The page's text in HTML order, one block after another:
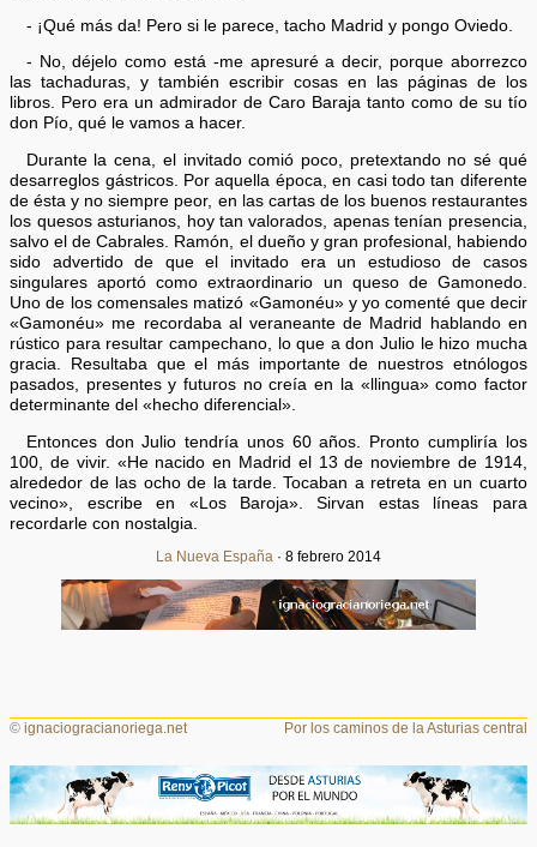
- ¡Qué más da! Pero si le parece, tacho Madrid y pongo Oviedo.
- No, déjelo como está -me apresuré a decir, porque aborrezco
las tachaduras, y también escribir cosas en las páginas de los
libros. Pero era un admirador de Caro Baraja tanto como de su tío
don Pío, qué le vamos a hacer.
Durante la cena, el invitado comió poco, pretextando no sé qué
desarreglos gástricos. Por aquella época, en casi todo tan diferente
de ésta y no siempre peor, en las cartas de los buenos restaurantes
los quesos asturianos, hoy tan valorados, apenas tenían presencia,
salvo el de Cabrales. Ramón, el dueño y gran profesional, habiendo
sido advertido de que el invitado era un estudioso de casos
singulares aportó como extraordinario un queso de Gamonedo.
Uno de los comensales matizó «Gamonéu» y yo comenté que decir
«Gamonéu» me recordaba al veraneante de Madrid hablando en
rústico para resultar campechano, lo que a don Julio le hizo mucha
gracia. Resultaba que el más importante de nuestros etnólogos
pasados, presentes y futuros no creía en la «llingua» como factor
determinante del «hecho diferencial».
Entonces don Julio tendría unos 60 años. Pronto cumpliría los
100, de vivir. «He nacido en Madrid el 13 de noviembre de 1914,
alrededor de las ocho de la tarde. Tocaban a retreta en un cuarto
vecino», escribe en «Los Baroja». Sirvan estas líneas para
recordarle con nostalgia.
La Nueva España · 8 febrero 2014
©ignaciogracianoriega.net Por los caminos de la Asturias central